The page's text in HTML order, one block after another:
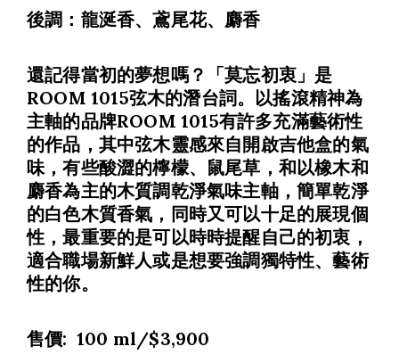
後調：龍涎香、鳶尾花、麝香
還記得當初的夢想嗎？「莫忘初衷」是
ROOM 1015弦木的潛台詞。以搖滾精神為
主軸的品牌ROOM 1015有許多充滿藝術性
的作品，其中弦木靈感來自開啟吉他盒的氣
味，有些酸澀的檸檬、鼠尾草，和以橡木和
麝香為主的木質調乾淨氣味主軸，簡單乾淨
的白色木質香氣，同時又可以十足的展現個
性，最重要的是可以時時提醒自己的初衷，
適合職場新鮮人或是想要強調獨特性、藝術
性的你。
售價: 100 ml/$3,900